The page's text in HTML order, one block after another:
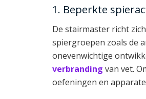
1. Beperkte
De stairmaster richt
spiergroepen zoals de
onevenwichtige
verbranding van vet.
oefeningen en